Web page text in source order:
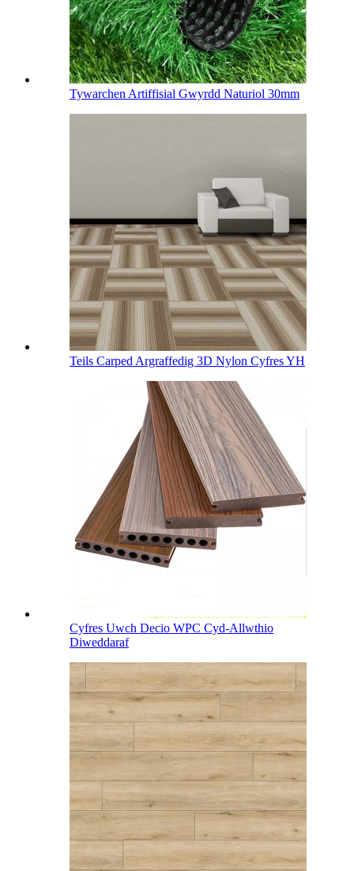
Tywarchen Artiffisial Gwyrdd Naturiol 30mm
Teils Carped Argraffedig 3D Nylon Cyfres YH
Cyfres Uwch Decio WPC Cyd-Allwthio
Diweddaraf